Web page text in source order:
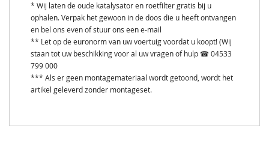
* Wij laten de oude katalysator en roetfilter gratis bij u
ophalen. Verpak het gewoon in de doos die u heeft ontvangen
en bel ons even of stuur ons een e-mail
** Let op de euronorm van uw voertuig voordat u koopt! (Wij
staan tot uw beschikking voor al uw vragen of hulp ☎ 04533
799 000
*** Als er geen montagemateriaal wordt getoond, wordt het
artikel geleverd zonder montageset.